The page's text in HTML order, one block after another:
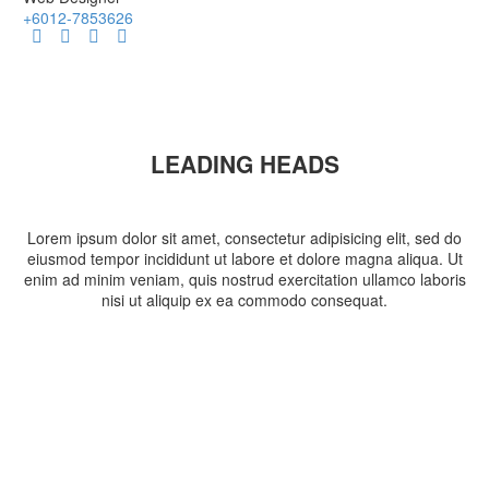
+6012-7853626
LEADING HEADS
Lorem ipsum dolor sit amet, consectetur adipisicing elit, sed do
eiusmod tempor incididunt ut labore et dolore magna aliqua. Ut
enim ad minim veniam, quis nostrud exercitation ullamco laboris
nisi ut aliquip ex ea commodo consequat.